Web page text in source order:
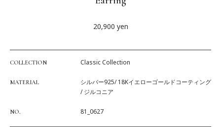
20,900 yen
COLLECTION Classic Collection
MATERIAL
シルバー925/ 18Kイエローゴールドコーティング
/ ジルコニア
NO. 81_0627